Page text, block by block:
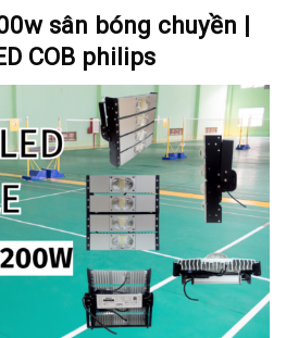
sân bóng chuyền |
COB philips